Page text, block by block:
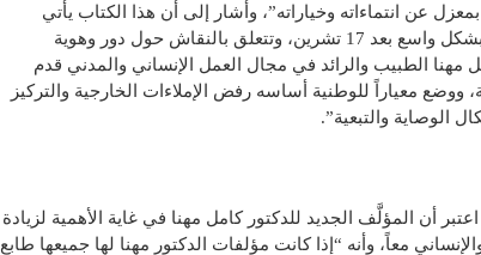
عن انتماءاته وخياراته”، وأشار إلى أن هذا الكتاب يأتي
بمثابة إجابة عن القضية التي أثيرت بشكل واسع بعد 17 تشرين، وتتعلق بالنقاش حول دور وهوية
مهنا الطبيب والرائد في مجال العمل الإنساني والمدني قدم
معياراً للوطنية أساسه رفض الإملاءات الخارجية والتركيز
الوصاية والتبعية”.
أن المؤلَّف الجديد للدكتور كامل مهنا في غاية الأهمية لزيادة
معاً، وأنه “إذا كانت مؤلفات الدكتور مهنا ‏لها جميعها طابع